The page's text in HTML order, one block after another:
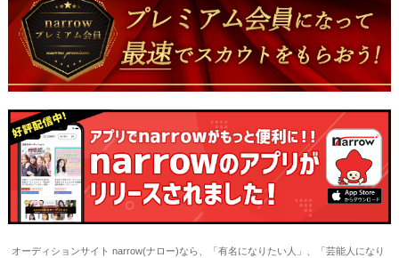
オーディションサイト narrow(ナロー)なら、「有名になりたい人」、「芸能人になり